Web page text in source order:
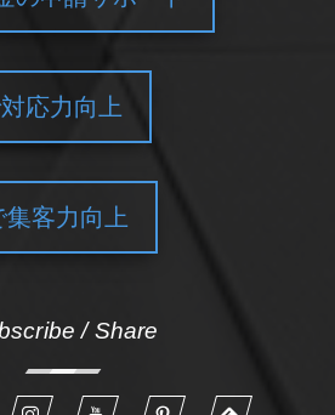
応力向上
客力向上
/ Share